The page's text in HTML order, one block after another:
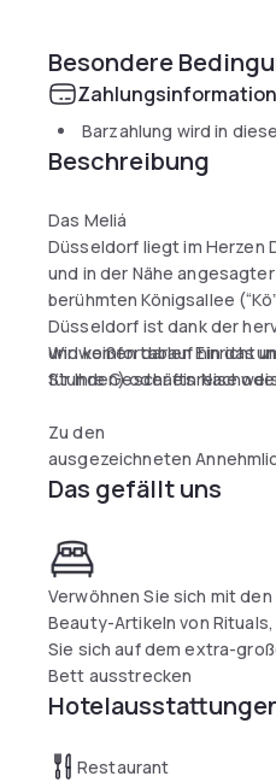
Besondere
Barzahlung wird in
Beschreibung
Das Meliá
Düsseldorf liegt im Herzen
und in der Nähe
berühmten Königsallee
Düsseldorf ist dank der
und komfortablen
für Ihre Geschäftsreise
Wir weißen darauf hin das
Stunden) oder ein
Zu den
ausgezeichneten
u.a. WLAN, 201 moderne
(Restaurant Aqua und
ein gut ausgestatteter
mit 2 Saunen, Dampfbad,
Das gefällt uns
Verwöhnen Sie sich mit den
Beauty-Artikeln von
Sie sich auf dem extra-
Bett ausstrecken
Restaurant